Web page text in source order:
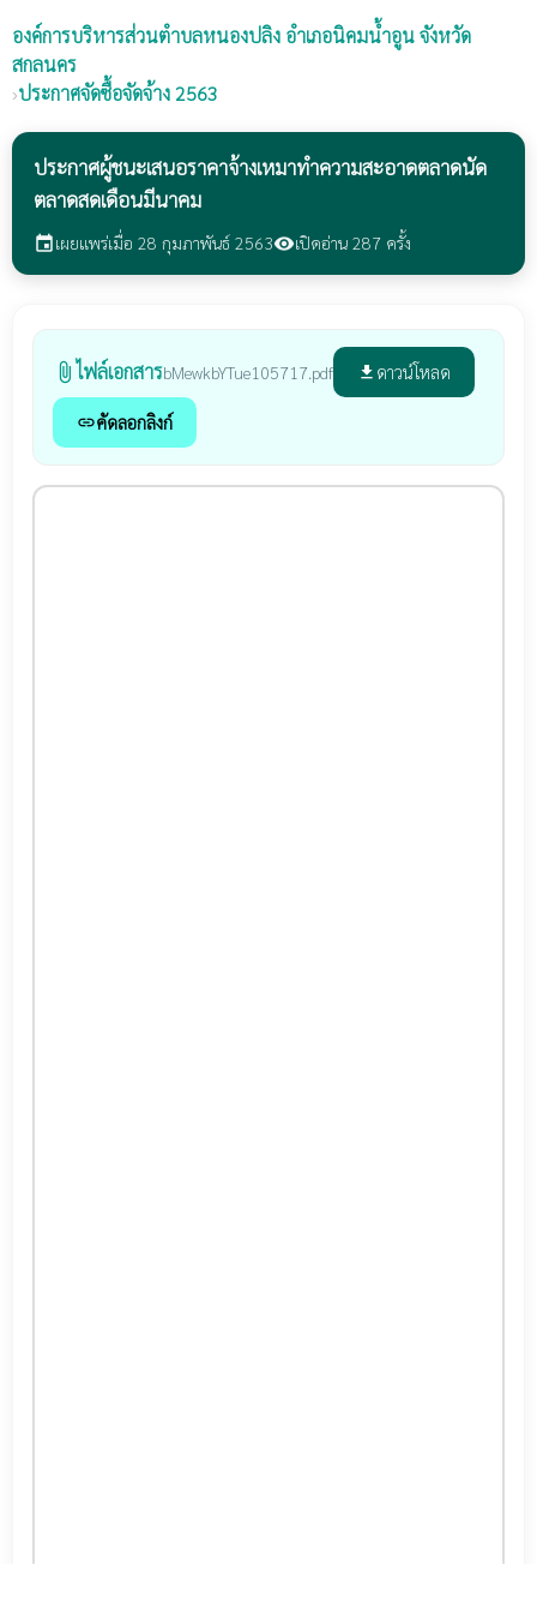
องค์การบริหารส่วนตำบลหนองปลิง อำเภอนิคมน้ำอูน จังหวัด
สกลนคร
›ประกาศจัดซื้อจัดจ้าง 2563
ประกาศผู้ชนะเสนอราคาจ้างเหมาทำความสะอาดตลาดนัด
ตลาดสดเดือนมีนาคม
eventเผยแพร่เมื่อ 28 กุมภาพันธ์ 2563visibilityเปิดอ่าน 287 ครั้ง
attach_file ไฟล์เอกสารbMewkbYTue105717.pdf file_download ดาวน์โหลด
linkคัดลอกลิงก์